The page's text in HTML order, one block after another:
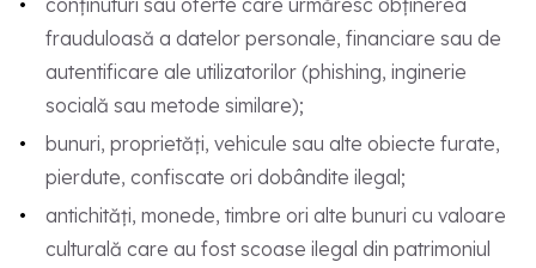
conținuturi sau oferte care urmăresc obținerea
frauduloasă a datelor personale, financiare sau de
autentificare ale utilizatorilor (phishing, inginerie
socială sau metode similare);
bunuri, proprietăți, vehicule sau alte obiecte furate,
pierdute, confiscate ori dobândite ilegal;
antichități, monede, timbre ori alte bunuri cu valoare
culturală care au fost scoase ilegal din patrimoniul